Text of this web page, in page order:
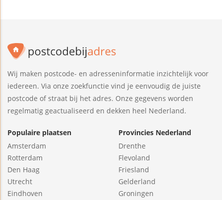
Wij maken postcode- en adresseninformatie inzichtelijk voor
iedereen. Via onze zoekfunctie vind je eenvoudig de juiste
postcode of straat bij het adres. Onze gegevens worden
regelmatig geactualiseerd en dekken heel Nederland.
Populaire plaatsen
Amsterdam
Rotterdam
Den Haag
Utrecht
Eindhoven
Provincies Nederland
Drenthe
Flevoland
Friesland
Gelderland
Groningen